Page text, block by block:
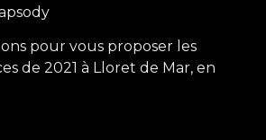
pour vous proposer les
de 2021 à Lloret de Mar, en